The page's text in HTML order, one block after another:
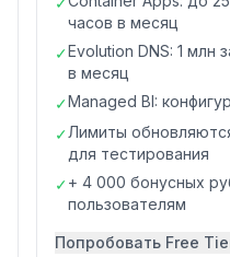
часов в месяц
✓Evolution DNS: 1 млн
в месяц
✓Managed BI:
✓Лимиты
для тестирования
✓+ 4 000 бонусных
пользователям
Попробовать Free